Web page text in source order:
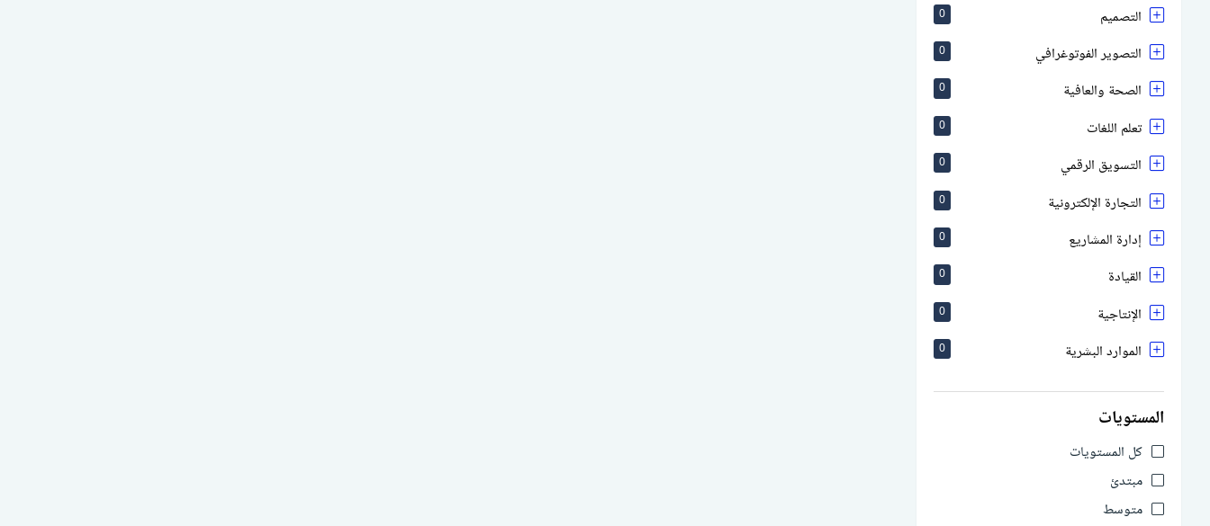
التصميم 0
التصوير الفوتوغرافي 0
الصحة والعافية 0
تعلم اللغات 0
التسويق الرقمي 0
التجارة الإلكترونية 0
إدارة المشاريع 0
القيادة 0
الإنتاجية 0
الموارد البشرية 0
المستويات
كل المستويات
مبتدئ
متوسط